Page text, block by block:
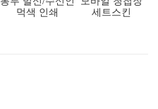
먹색 인쇄
세트스킨